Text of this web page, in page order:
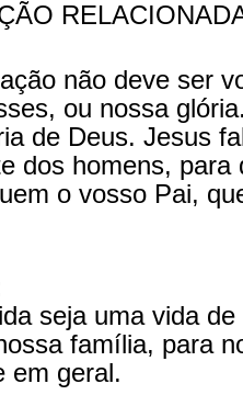
não deve ser
ou nossa
de Deus. Jesus
dos homens,
o vosso Pai,
seja uma vida
família, para
em geral.